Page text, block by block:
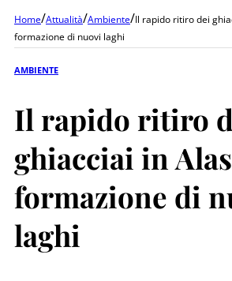
Home/Attualità/Ambiente/Il rapido ritiro dei
formazione di nuovi laghi
AMBIENTE
Il rapido ritiro
ghiacciai in
formazione di
laghi